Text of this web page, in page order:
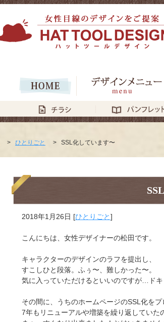
> ひとりごと > SSL化しています〜
2018年1月26日 [ひとりごと]
こんにちは、女性デザイナーの松田です。
キャラクターのデザインのラフを提出し、
すこしひと段落。ふぅ〜、難しかった〜。
気に入っていただけるといいのですが…ドキ
その間に、うちのホームページのSSL化を
7年もリニューアルや増築を繰り返していた